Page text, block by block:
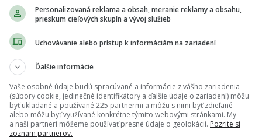
dodala.„Behom toho, ako sme sa spoznávali, tak sa
mi v niečom proste klame,“ dodala Sabina s tým, že
„Nemôžeš povedať úplnú pravdu, lebo ponížiš toho Honzu
povedala, že ju vraj nebrával k nemu domov a
po svojom
Personalizovaná reklama a obsah, meranie reklamy a obsahu,
prieskum cieľových skupín a vývoj služieb
Uchovávanie alebo prístup k informáciám na zariadení
Ďalšie informácie
Vaše osobné údaje budú spracúvané a informácie z vášho zariadenia
(súbory cookie, jedinečné identifikátory a ďalšie údaje o zariadení) môžu
byť ukladané a používané 225 partnermi a môžu s nimi byť zdieľané
alebo môžu byť využívané konkrétne týmito webovými stránkami. My
a naši partneri môžeme používať presné údaje o geolokácii. Pozrite si
zoznam partnerov.